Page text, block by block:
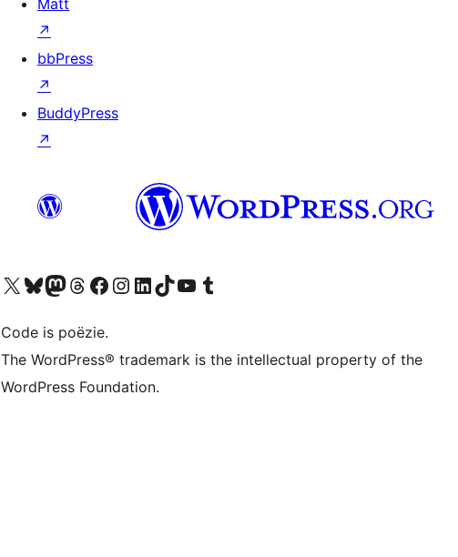
Matt
↗
bbPress
↗
BuddyPress
↗
Bezoek ons X (voorheen Twitter) account
Bezoek ons Bluesky account
Bezoek ons Mastodon account
Bezoek ons Threads account
Onze Facebook pagina bezoeken
Bezoek ons Instagram account
Bezoek ons LinkedIn account
Bezoek ons TikTok account
Bezoek ons YouTube kanaalBezoek ons Tumblr account
Code is poëzie.
The WordPress® trademark is the intellectual property of the
WordPress Foundation.